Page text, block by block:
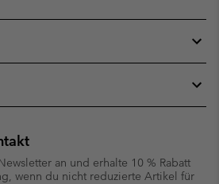
an und erhalte 10 % Rabatt
wenn du nicht reduzierte Artikel für